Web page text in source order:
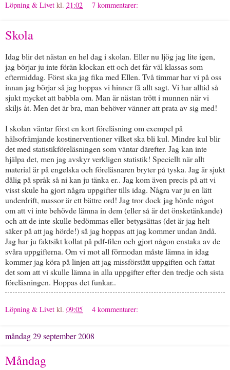
Löpning & Livet kl. 21:02 7 kommentarer:
Skola
Idag blir det nästan en hel dag i skolan. Eller nu ljög jag lite igen,
jag börjar ju inte förän klockan ett och det får väl klassas som
eftermiddag. Först ska jag fika med Ellen. Två timmar har vi på oss
innan jag börjar så jag hoppas vi hinner få allt sagt. Vi har alltid så
sjukt mycket att babbla om. Man är nästan trött i munnen när vi
skiljs åt. Men det är bra, man behöver vänner att prata av sig med!
I skolan väntar först en kort föreläsning om exempel på
hälsofrämjande kostinerventioner vilket ska bli kul. Mindre kul blir
det med statistikföreläsningen som väntar därefter. Jag kan inte
hjälpa det, men jag avskyr verkligen statistik! Speciellt när allt
material är på engelska och föreläsnaren bryter på tyska. Jag är sjukt
dålig på språk så ni kan ju tänka er.. Jag kom även precis på att vi
visst skule ha gjort några uppgifter tills idag. Några var ju en lätt
underdrift, massor är ett bättre ord! Jag tror dock jag hörde något
om att vi inte behövde lämna in dem (eller så är det önsketänkande)
och att de inte skulle bedömmas eller betygsättas (det är jag helt
säker på att jag hörde!) så jag hoppas att jag kommer undan ändå.
Jag har ju faktsikt kollat på pdf-filen och gjort någon enstaka av de
svåra uppgifterna. Om vi mot all förmodan måste lämna in idag
kommer jag köra på linjen att jag missförstått uppgiften och fattat
det som att vi skulle lämna in alla uppgifter efter den tredje och sista
föreläsningen. Hoppas det funkar..
Löpning & Livet kl. 09:05 4 kommentarer:
måndag 29 september 2008
Måndag